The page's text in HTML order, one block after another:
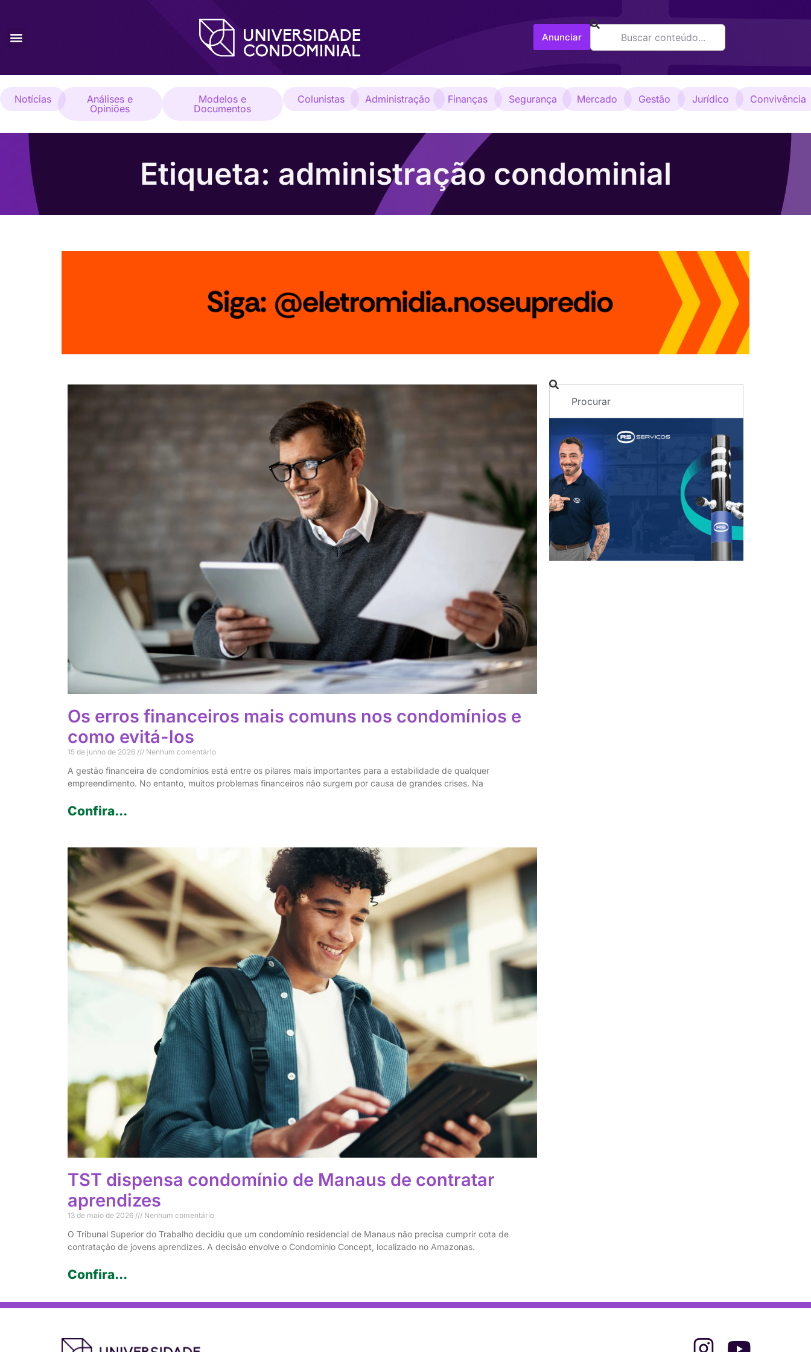
Anunciar
Notícias
Análises e
Opiniões
Modelos e
Documentos
Colunistas Administração Finanças Segurança Mercado Gestão Jurídico Convivência
Etiqueta: administração condominial
Os erros financeiros mais comuns nos condomínios e
como evitá-los
15 de junho de 2026 Nenhum comentário
A gestão financeira de condomínios está entre os pilares mais importantes para a estabilidade de qualquer
empreendimento. No entanto, muitos problemas financeiros não surgem por causa de grandes crises. Na
Confira...
TST dispensa condomínio de Manaus de contratar
aprendizes
13 de maio de 2026 Nenhum comentário
O Tribunal Superior do Trabalho decidiu que um condomínio residencial de Manaus não precisa cumprir cota de
contratação de jovens aprendizes. A decisão envolve o Condomínio Concept, localizado no Amazonas.
Confira...